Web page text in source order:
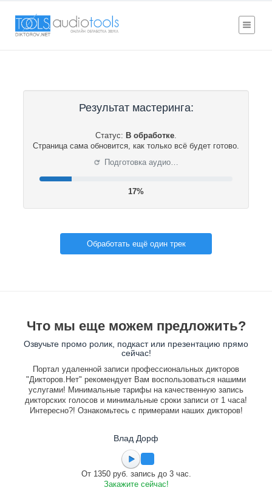
Результат мастеринга:
Статус: В обработке.
Страница сама обновится, как только всё будет готово.
⟳ Подготовка аудио…
17%
Обработать ещё один трек
Что мы еще можем предложить?
Озвучьте промо ролик, подкаст или презентацию прямо
сейчас!
Портал удаленной записи профессиональных дикторов
"Дикторов.Нет" рекомендует Вам воспользоваться нашими
услугами! Минимальные тарифы на качественную запись
дикторских голосов и минимальные сроки записи от 1 часа!
Интересно?! Ознакомьтесь с примерами наших дикторов!
Влад Дорф
От 1350 руб. запись до 3 час.
Закажите сейчас!